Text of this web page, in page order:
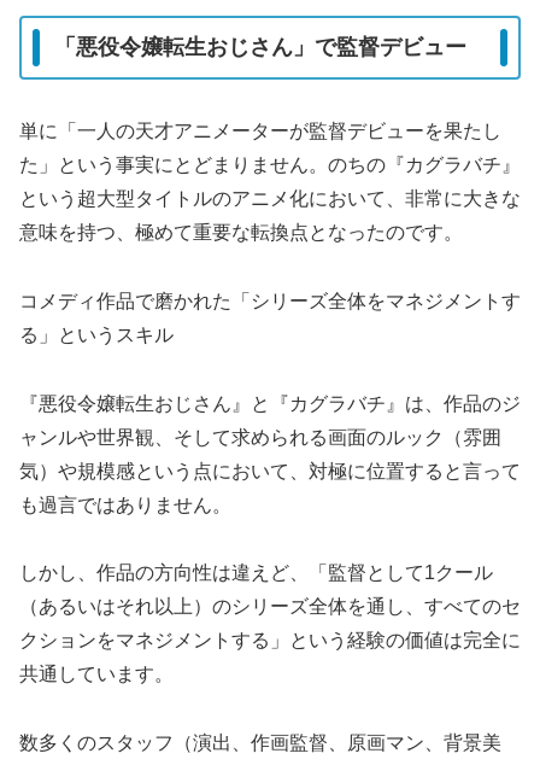
「悪役令嬢転生おじさん」で監督デビュー
単に「一人の天才アニメーターが監督デビューを果たし
た」という事実にとどまりません。のちの『カグラバチ』
という超大型タイトルのアニメ化において、非常に大きな
意味を持つ、極めて重要な転換点となったのです。
コメディ作品で磨かれた「シリーズ全体をマネジメントす
る」というスキル
『悪役令嬢転生おじさん』と『カグラバチ』は、作品のジ
ャンルや世界観、そして求められる画面のルック（雰囲
気）や規模感という点において、対極に位置すると言って
も過言ではありません。
しかし、作品の方向性は違えど、「監督として1クール
（あるいはそれ以上）のシリーズ全体を通し、すべてのセ
クションをマネジメントする」という経験の価値は完全に
共通しています。
数多くのスタッフ（演出、作画監督、原画マン、背景美